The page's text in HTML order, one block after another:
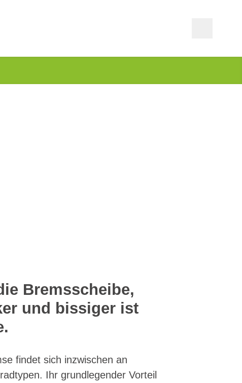
Bremsscheibe,
und bissiger ist
findet sich inzwischen an
Ihr grundlegender Vorteil